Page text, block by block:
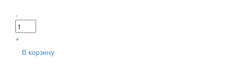
-
+
В корзину